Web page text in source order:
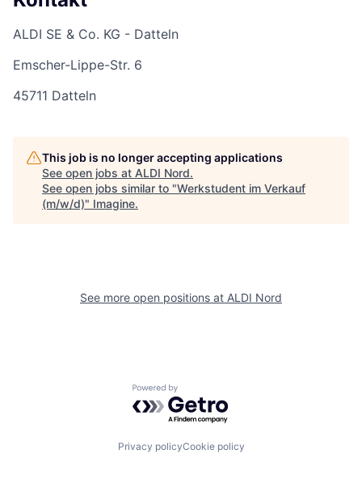
ALDI SE & Co. KG - Datteln
Emscher-Lippe-Str. 6
45711 Datteln
This job is no longer accepting applications
See open jobs at ALDI Nord.
See open jobs similar to "Werkstudent im Verkauf
(m/w/d)" Imagine.
See more open positions at ALDI Nord
Powered by Getro.com
Privacy policyCookie policy